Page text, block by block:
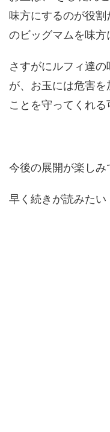
味方にするのが役
のビッグマムを味方
さすがにルフィ達
が、お玉には危害
ことを守ってくれる
今後の展開が楽しみ
早く続きが読みたい